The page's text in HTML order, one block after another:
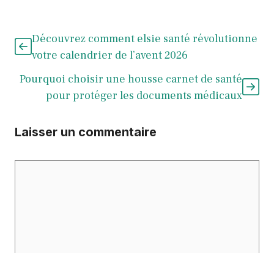
Découvrez comment elsie santé révolutionne
votre calendrier de l’avent 2026
Pourquoi choisir une housse carnet de santé
pour protéger les documents médicaux
Laisser un commentaire